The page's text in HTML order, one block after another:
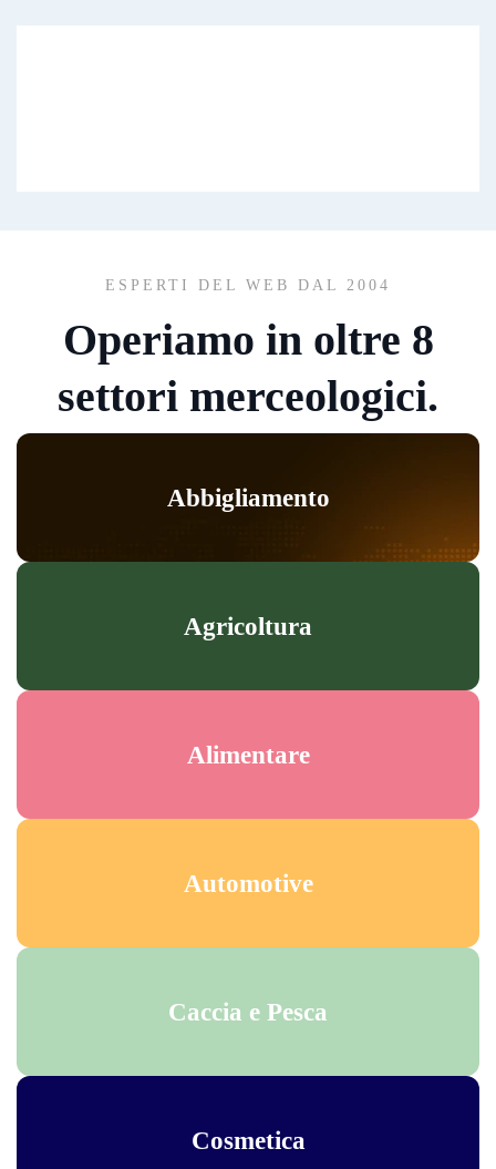
ESPERTI DEL WEB DAL 2004
Operiamo in oltre 8
settori merceologici.
Abbigliamento
Agricoltura
Alimentare
Automotive
Caccia e Pesca
Cosmetica